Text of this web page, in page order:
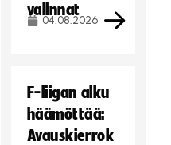
valinnat
04.08.2026
F-liigan alku
häämöttää:
Avauskierrok